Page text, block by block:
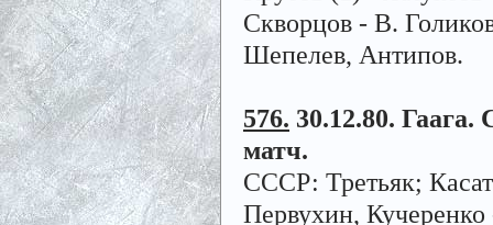
Скворцов - В.
Шепелев, Антипов.
576. 30.12.80.
матч.
СССР: Третьяк;
Первухин,